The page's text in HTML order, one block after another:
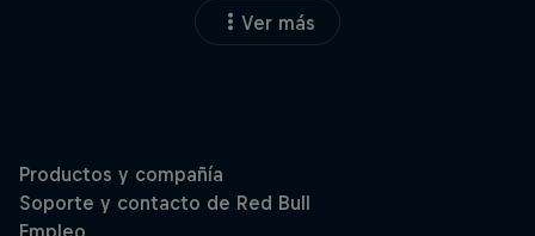
Ver más